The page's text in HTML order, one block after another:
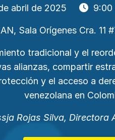
abril de 2025
Sala Orígenes Cra. 11
tradicional y el
alianzas, compartir
y el acceso a
venezolana en
Rojas Silva, Directora